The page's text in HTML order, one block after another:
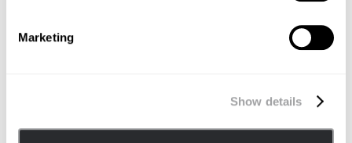
Marketing
Show details